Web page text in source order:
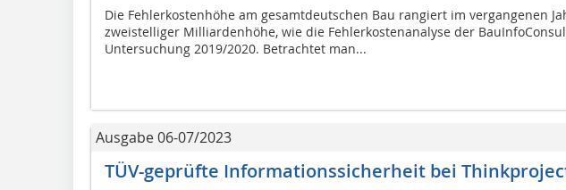
Die Fehlerkostenhöhe am gesamtdeutschen Bau rangiert im vergangenen
zweistelliger Milliardenhöhe, wie die Fehlerkostenanalyse der
Untersuchung 2019/2020. Betrachtet man...
Ausgabe 06-07/2023
TÜV-geprüfte Informationssicherheit bei